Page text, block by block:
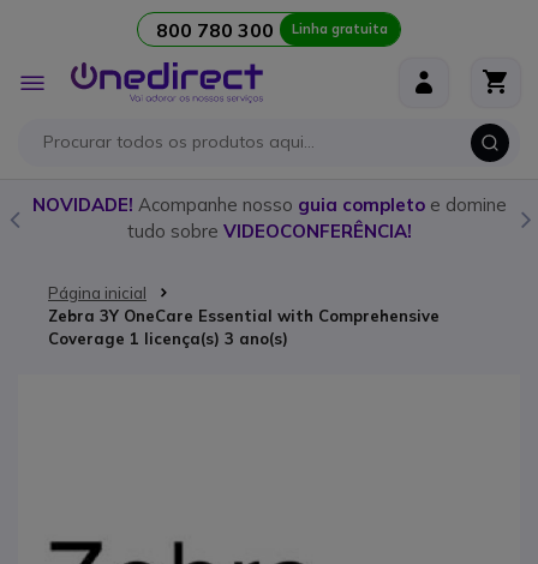
800 780 300 Linha gratuita
Alternar
Nav
NOVIDADE! Acompanhe nosso guia completoe domine
tudo sobre VIDEOCONFERÊNCIA!
Página inicial
Zebra 3Y OneCare Essential with Comprehensive
Coverage 1 licença(s) 3 ano(s)